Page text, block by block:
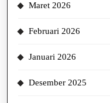
Maret 2026
Februari 2026
Januari 2026
Desember 2025